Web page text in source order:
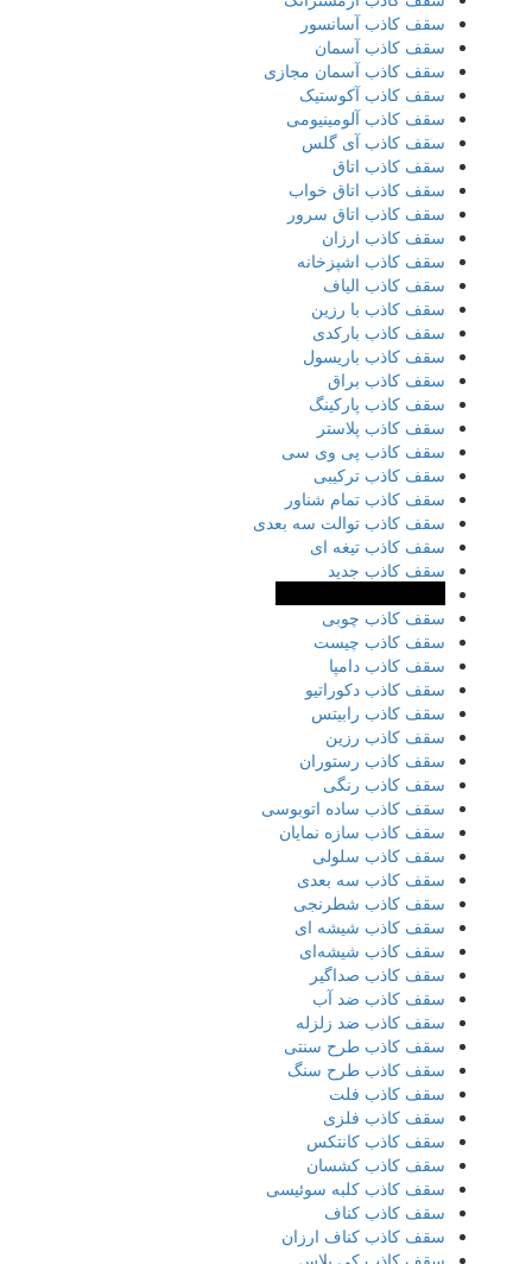
سقف کاذب آسانسور
سقف کاذب آسمان
سقف کاذب آسمان مجازی
سقف کاذب آکوستیک
سقف کاذب آلومینیومی
سقف کاذب آی گلس
سقف کاذب اتاق
سقف کاذب اتاق خواب
سقف کاذب اتاق سرور
سقف کاذب ارزان
سقف کاذب اشپزخانه
سقف کاذب الیاف
سقف کاذب با رزین
سقف کاذب بارکدی
سقف کاذب باریسول
سقف کاذب براق
سقف کاذب پارکینگ
سقف کاذب پلاستر
سقف کاذب پی وی سی
سقف کاذب ترکیبی
سقف کاذب تمام شناور
سقف کاذب توالت سه بعدی
سقف کاذب تیغه ای
سقف کاذب جدید
سقف کاذب چوبی
سقف کاذب چیست
سقف کاذب دامپا
سقف کاذب دکوراتیو
سقف کاذب رابیتس
سقف کاذب رزین
سقف کاذب رستوران
سقف کاذب رنگی
سقف کاذب ساده اتوبوسی
سقف کاذب سازه نمایان
سقف کاذب سلولی
سقف کاذب سه بعدی
سقف کاذب شطرنجی
سقف کاذب شیشه ای
سقف کاذب شیشه‌ای
سقف کاذب صداگیر
سقف کاذب ضد آب
سقف کاذب ضد زلزله
سقف کاذب طرح سنتی
سقف کاذب طرح سنگ
سقف کاذب فلت
سقف کاذب فلزی
سقف کاذب کانتکس
سقف کاذب کشسان
سقف کاذب کلبه سوئیسی
سقف کاذب کناف
سقف کاذب کناف ارزان
سقف کاذب کی پلاس